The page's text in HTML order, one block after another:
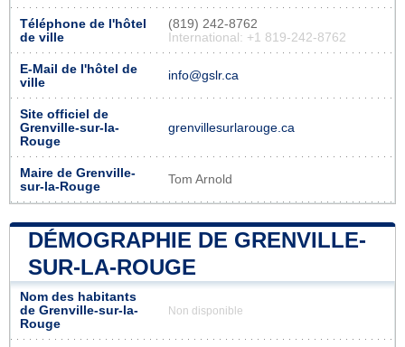
Téléphone de l'hôtel
de ville
(819) 242-8762
International: +1 819-242-8762
E-Mail de l'hôtel de
ville
info@gslr.ca
Site officiel de
Grenville-sur-la-
Rouge
grenvillesurlarouge.ca
Maire de Grenville-
sur-la-Rouge
Tom Arnold
DÉMOGRAPHIE DE GRENVILLE-
SUR-LA-ROUGE
Nom des habitants
de Grenville-sur-la-
Rouge
Non disponible